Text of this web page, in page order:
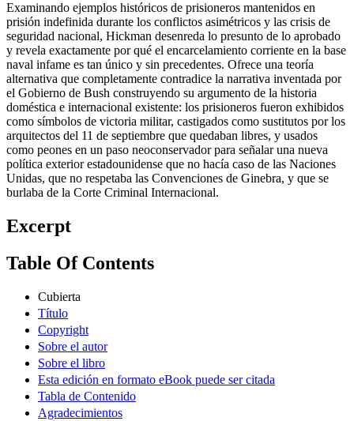
Examinando ejemplos históricos de prisioneros mantenidos en
prisión indefinida durante los conflictos asimétricos y las crisis de
seguridad nacional, Hickman desenreda lo presunto de lo aprobado
y revela exactamente por qué el encarcelamiento corriente en la base
naval infame es tan único y sin precedentes. Ofrece una teoría
alternativa que completamente contradice la narrativa inventada por
el Gobierno de Bush construyendo su argumento de la historia
doméstica e internacional existente: los prisioneros fueron exhibidos
como símbolos de victoria militar, castigados como sustitutos por los
arquitectos del 11 de septiembre que quedaban libres, y usados
como peones en un paso neoconservador para señalar una nueva
política exterior estadounidense que no hacía caso de las Naciones
Unidas, que no respetaba las Convenciones de Ginebra, y que se
burlaba de la Corte Criminal Internacional.
Excerpt
Table Of Contents
Cubierta
Título
Copyright
Sobre el autor
Sobre el libro
Esta edición en formato eBook puede ser citada
Tabla de Contenido
Agradecimientos